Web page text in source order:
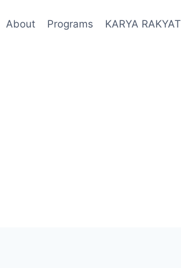
About Programs KARYA RAKYAT